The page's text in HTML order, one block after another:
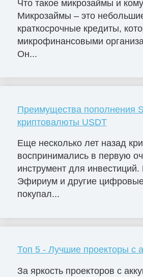
Что такое микрозаймы и
Микрозаймы – это
краткосрочные кредиты,
микрофинансовыми
Он...
Преимущества пополнения
криптовалюты USDT
Еще несколько лет назад
воспринимались в первую
инструмент для инвестиций.
Эфириум и другие
покупал...
Топ 5 - Лучшие проекторы с
За яркость проекторов с